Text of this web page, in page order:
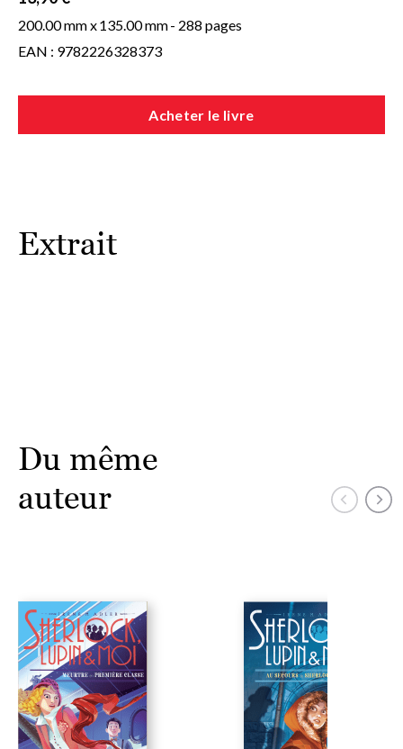
200.00 mm x135.00 mm- 288 pages
EAN : 9782226328373
Acheter le livre
Extrait
Du même
auteur